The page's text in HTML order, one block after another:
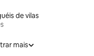
de vilas
mais